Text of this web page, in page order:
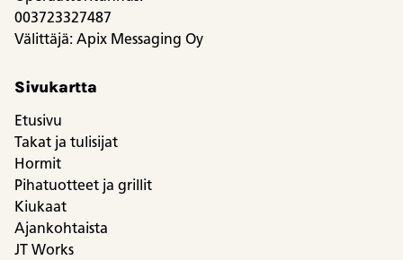
003723327487
Välittäjä: Apix Messaging Oy
Sivukartta
Etusivu
Takat ja tulisijat
Hormit
Pihatuotteet ja grillit
Kiukaat
Ajankohtaista
JT Works